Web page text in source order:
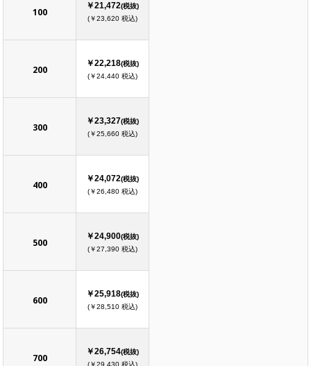
100
￥21,472(税抜)
(￥23,620 税込)
200
￥22,218(税抜)
(￥24,440 税込)
300
￥23,327(税抜)
(￥25,660 税込)
400
￥24,072(税抜)
(￥26,480 税込)
500
￥24,900(税抜)
(￥27,390 税込)
600
￥25,918(税抜)
(￥28,510 税込)
700
￥26,754(税抜)
(￥29,430 税込)